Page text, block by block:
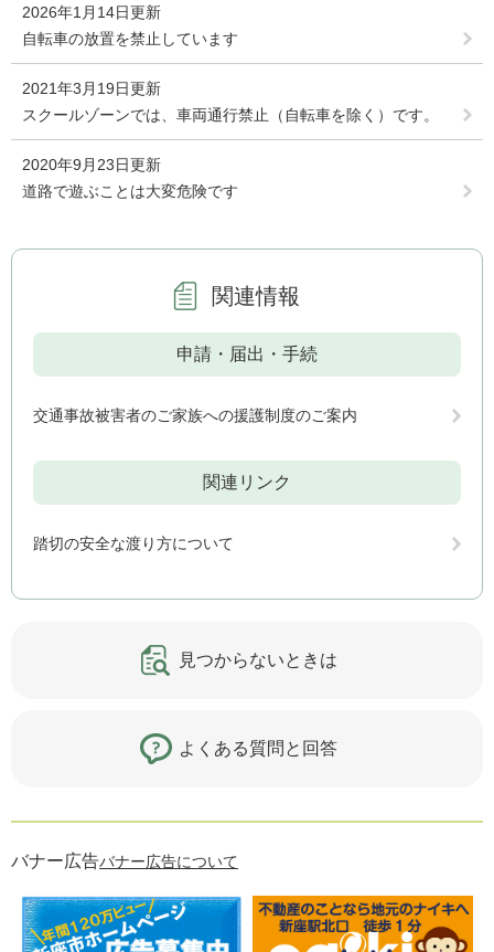
2026年1月14日更新
自転車の放置を禁止しています
2021年3月19日更新
スクールゾーンでは、車両通行禁止（自転車を除く）です。
2020年9月23日更新
道路で遊ぶことは大変危険です
関連情報
申請・届出・手続
交通事故被害者のご家族への援護制度のご案内
関連リンク
踏切の安全な渡り方について
見つからないときは
よくある質問と回答
バナー広告バナー広告について